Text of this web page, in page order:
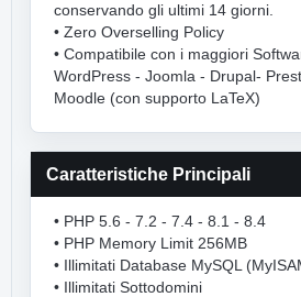
conservando gli ultimi 14 giorni.
• Zero Overselling Policy
• Compatibile con i maggiori
WordPress - Joomla - Drupal-
Moodle (con supporto LaTeX)
Caratteristiche Principali
• PHP 5.6 - 7.2 - 7.4 - 8.1 - 8.4
• PHP Memory Limit 256MB
• Illimitati Database MySQL
• Illimitati Sottodomini